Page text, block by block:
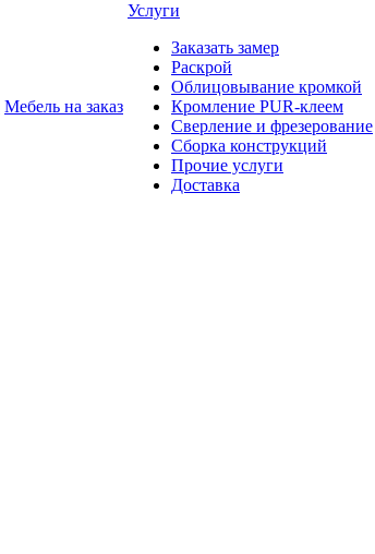
Мебель на заказ
Услуги
Заказать замер
Раскрой
Облицовывание кромкой
Кромление PUR-клеем
Сверление и фрезерование
Сборка конструкций
Прочие услуги
Доставка